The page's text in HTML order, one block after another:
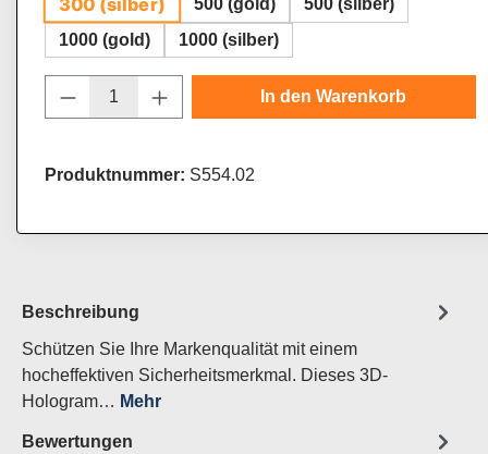
500 (gold)
500 (silber)
1000 (gold)
1000 (silber)
Produkt Anzahl: Gib den gewünschten
In den Warenkorb
Produktnummer: S554.02
Beschreibung
Schützen Sie Ihre Markenqualität mit einem
hocheffektiven Sicherheitsmerkmal. Dieses 3D-
Hologram… Mehr
Bewertungen